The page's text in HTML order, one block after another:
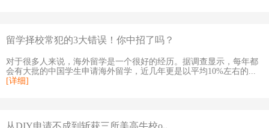
留学择校常犯的3大错误！你中招了吗？
对于很多人来说，海外留学是一个很好的经历。据调查显示，每年都
会有大批的中国学生申请海外留学，近几年更是以平均10%左右的...
[详细]
从DIY申请不成到斩获三所美高牛校o..